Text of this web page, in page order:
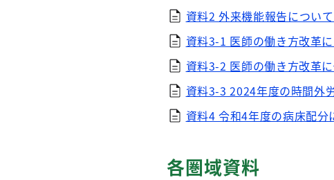
資料2 外来機能報告につい
資料3-1 医師の働き方改革
資料3-2 医師の働き方改革
資料3-3 2024年度の時間外
資料4 令和4年度の病床配分
各圏域資料